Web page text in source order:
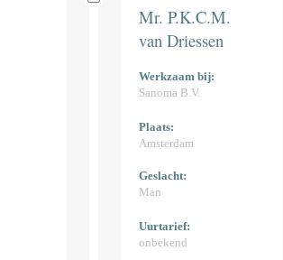
Mr. P.K.C.M.
van Driessen
Werkzaam bij:
Sanoma B.V.
Plaats:
Amsterdam
Geslacht:
Man
Uurtarief:
onbekend